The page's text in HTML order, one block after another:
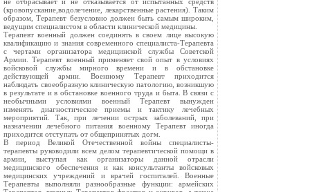
(кровопускание,водолечение, лекарственные растения). Таким
образом, Терапевт безусловно должен быть самым широким,
ведущим специалистом в области клинической медицины.
Терапевт военный должен соединять в своем лице высокую
квалификацию и знания современного специалиста-Терапевта
с чертами организатора медицинской службы Советской
Армии. Терапевт военный применяет свой опыт в условиях
войсковой службы мирного времени и в обстановке
действующей армии. Военному Терапевт приходится
наблюдать своеобразную клиническую патологию, возникшую
в результате и в обстановке военного труда и быта. В связи с
необычными условиями военный Терапевт вынужден
изменять диагностические приемы и тактику лечебных
мероприятий. Так, при лечении острых заболеваний, при
назначении лечебного питания военному Терапевт иногда
приходится отступать от общепринятых догм.
В период Великой Отечественной войны специалисты-
терапевты руководили всем делом терапевтической помощи в
армии, выступая как организаторы данной отрасли
медицинского обеспечения и как консультанты войсковых
медицинских учреждений и врачей госпиталей. Военные
Терапевты выполняли разнообразные функции: армейских